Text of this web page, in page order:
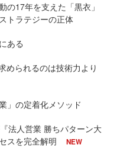
の17年を支えた「黒衣」
トラテジーの正体
ある
められるのは技術力より
」の定着化メソッド
法人営業 勝ちパターン大
スを完全解明
NEW